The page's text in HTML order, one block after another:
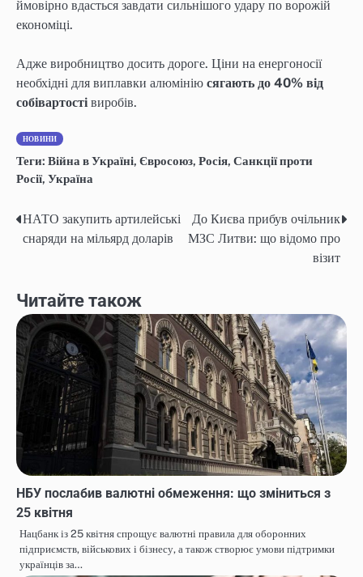
ймовірно вдасться завдати сильнішого удару по ворожій
економіці.
Адже виробництво досить дороге. Ціни на енергоносії
необхідні для виплавки алюмінію сягають до 40% від
собівартості виробів.
НОВИНИ
Теги: Війна в Україні, Євросоюз, Росія, Санкції проти
Росії, Україна
Навігація
записів
НАТО закупить артилейські
снаряди на мільярд доларів
До Києва прибув очільник
МЗС Литви: що відомо про
візит
Читайте також
НБУ послабив валютні обмеження: що зміниться з
25 квітня
Нацбанк із 25 квітня спрощує валютні правила для оборонних
підприємств, військових і бізнесу, а також створює умови підтримки
українців за…